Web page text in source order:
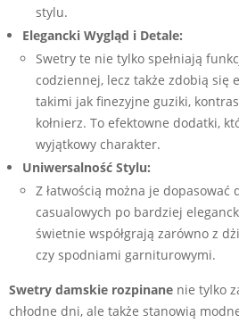
stylu.
Elegancki Wygląd i Detale:
Swetry te nie tylko spełniają
codziennej, lecz także zdobią się
takimi jak finezyjne guziki,
kołnierz. To efektowne dodatki,
wyjątkowy charakter.
Uniwersalność Stylu:
Z łatwością można je dopasować
casualowych po bardziej
świetnie współgrają zarówno z
czy spodniami garniturowymi.
Swetry damskie rozpinane nie tylko
chłodne dni, ale także stanowią